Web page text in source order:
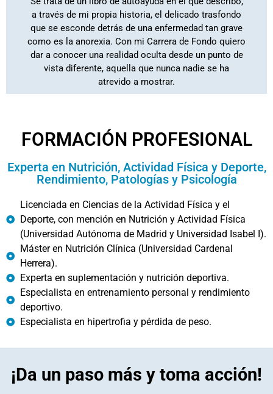
a través de mi propia historia, el delicado trasfondo
que se esconde detrás de una enfermedad tan grave
como es la anorexia. Con mi Carrera de Fondo quiero
dar a conocer una realidad oculta desde un punto de
vista diferente, aquella que nunca nadie se ha
atrevido a mostrar.
¡Haz de este libro tu guía
personal hacia la victoria!
¿Estás preparado para inspirarte y empoderarte con
esta historia de resiliencia? Te sumergirás en un viaje
de superación y fortaleza mientras te adentras en "Mi
FORMACIÓN PROFESIONAL
Experta en Nutrición, Actividad Física y Deporte,
Rendimiento, Patologías y Psicología
Licenciada en Ciencias de la Actividad Física y el
Deporte, con mención en Nutrición y Actividad Física
(Universidad Autónoma de Madrid y Universidad Isabel I).
Máster en Nutrición Clínica (Universidad Cardenal
Herrera).
Experta en suplementación y nutrición deportiva.
Especialista en entrenamiento personal y rendimiento
deportivo.
Especialista en hipertrofia y pérdida de peso.
¡Da un paso más y toma acción!